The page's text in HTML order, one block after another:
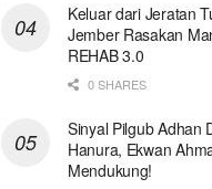
Keluar dari Jeratan
Jember Rasakan
REHAB 3.0
0 SHARES
Sinyal Pilgub Adhan
Hanura, Ekwan
Mendukung!